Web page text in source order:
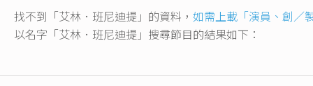
找不到「艾林．班尼迪提」的資料， 如需上載「演員、創／
以名字「艾林．班尼迪提」搜尋節目的結果如下：